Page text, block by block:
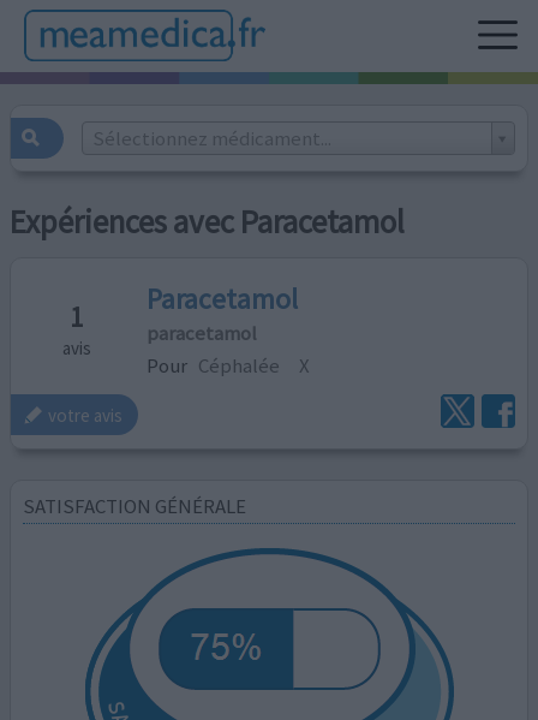
Sélectionnez médicament...
Expériences avec Paracetamol
1
avis
Paracetamol
paracetamol
Pour Céphalée X
votre avis
SATISFACTION GÉNÉRALE